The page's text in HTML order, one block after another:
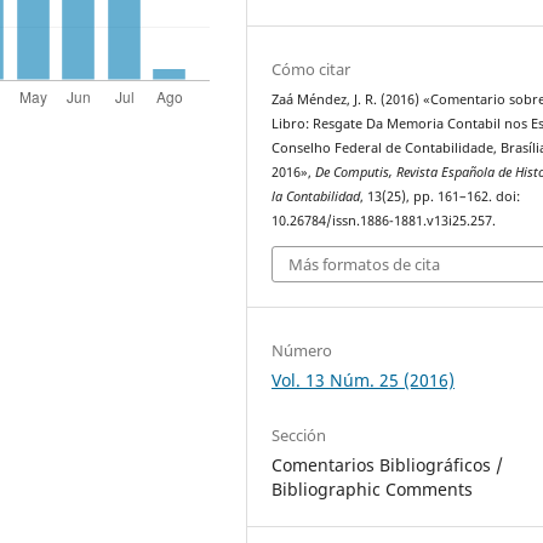
Cómo citar
Zaá Méndez, J. R. (2016) «Comentario
Libro: Resgate Da Memoria Contabil nos
Conselho Federal de Contabilidade,
2016»,De Computis, Revista Española de
la Contabilidad, 13(25), pp. 161–162. doi:
10.26784/issn.1886-1881.v13i25.257.
Más formatos de cita
Número
Vol. 13 Núm. 25 (2016)
Sección
Comentarios Bibliográficos /
Bibliographic Comments